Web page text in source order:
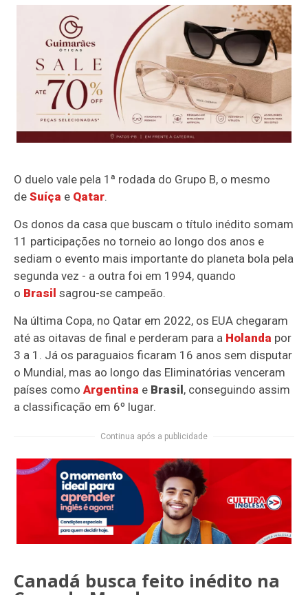
O duelo vale pela 1ª rodada do Grupo B, o mesmo
deSuíça e Qatar.
Os donos da casa que buscam o título inédito somam
11 participações no torneio ao longo dos anos e
sediam o evento mais importante do planeta bola pela
segunda vez - a outra foi em 1994, quando
o Brasil sagrou-se campeão.
Na última Copa, no Qatar em 2022, os EUA chegaram
até as oitavas de final e perderam para a Holanda por
3 a 1. Já os paraguaios ficaram 16 anos sem disputar
o Mundial, mas ao longo das Eliminatórias venceram
países comoArgentina e Brasil, conseguindo assim
a classificação em 6º lugar.
Continua após a publicidade
Canadá busca feito inédito na